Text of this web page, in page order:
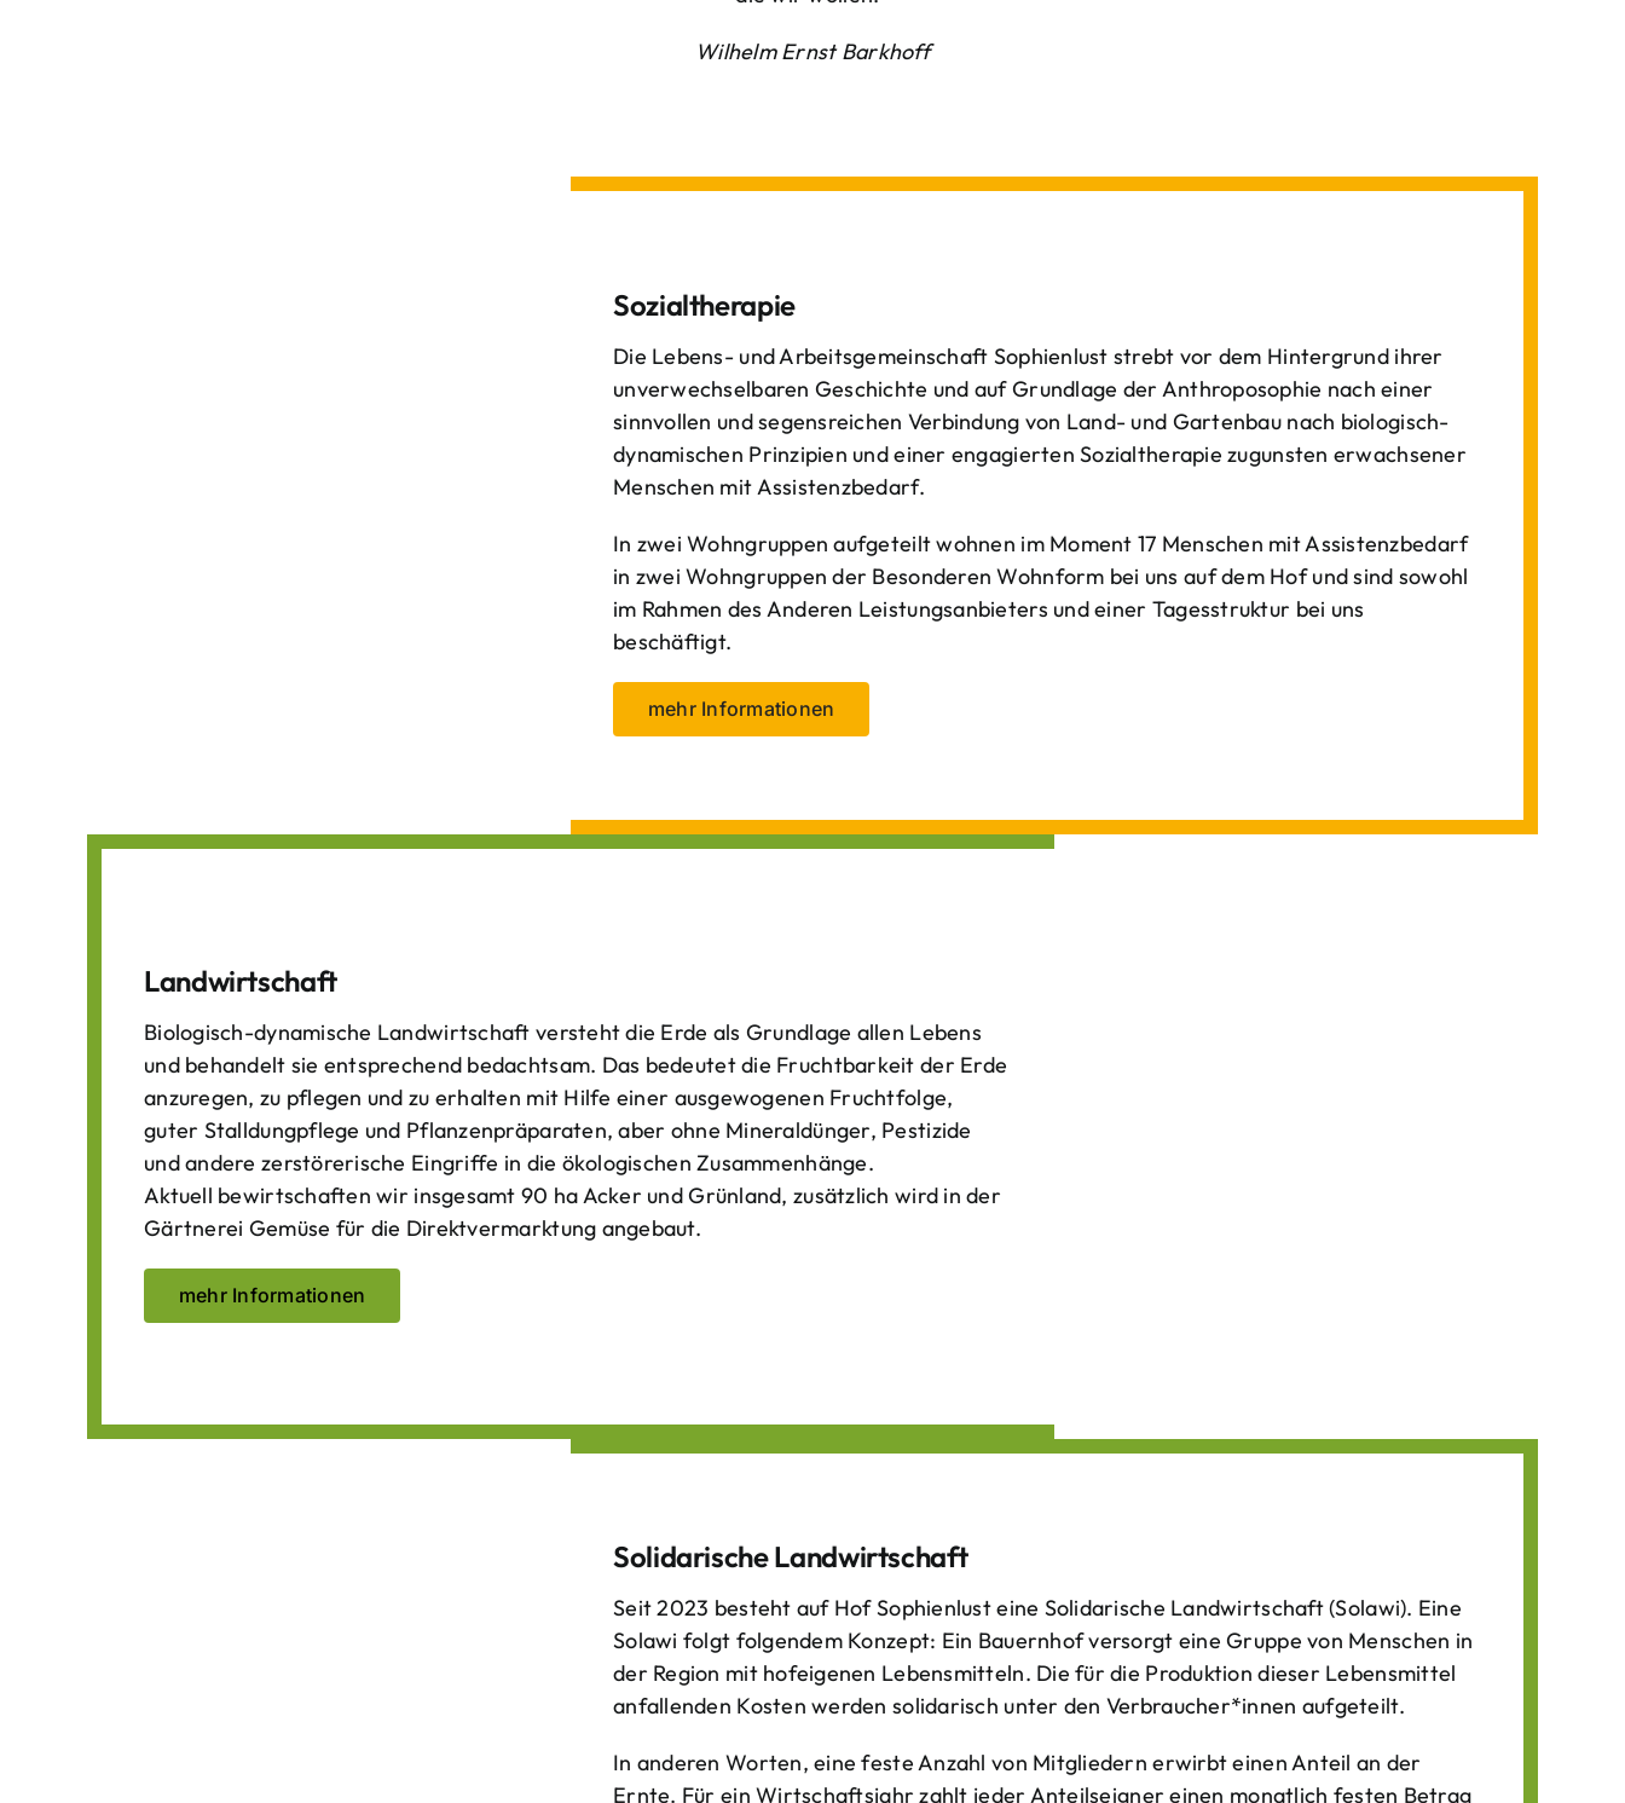
Wilhelm Ernst Barkhoff
Sozialtherapie
Die Lebens- und Arbeitsgemeinschaft Sophienlust strebt vor dem Hintergrund ihrer
unverwechselbaren Geschichte und auf Grundlage der Anthroposophie nach einer
sinnvollen und segensreichen Verbindung von Land- und Gartenbau nach biologisch-
dynamischen Prinzipien und einer engagierten Sozialtherapie zugunsten erwachsener
Menschen mit Assistenzbedarf.
In zwei Wohngruppen aufgeteilt wohnen im Moment 17 Menschen mit Assistenzbedarf
in zwei Wohngruppen der Besonderen Wohnform bei uns auf dem Hof und sind sowohl
im Rahmen des Anderen Leistungsanbieters und einer Tagesstruktur bei uns
beschäftigt.
mehr Informationen
Landwirtschaft
Biologisch-dynamische Landwirtschaft versteht die Erde als Grundlage allen Lebens
und behandelt sie entsprechend bedachtsam. Das bedeutet die Fruchtbarkeit der Erde
anzuregen, zu pflegen und zu erhalten mit Hilfe einer ausgewogenen Fruchtfolge,
guter Stalldungpflege und Pflanzenpräparaten, aber ohne Mineraldünger, Pestizide
und andere zerstörerische Eingriffe in die ökologischen Zusammenhänge.
Aktuell bewirtschaften wir insgesamt 90 ha Acker und Grünland, zusätzlich wird in der
Gärtnerei Gemüse für die Direktvermarktung angebaut.
mehr Informationen
Solidarische Landwirtschaft
Seit 2023 besteht auf Hof Sophienlust eine Solidarische Landwirtschaft (Solawi). Eine
Solawi folgt folgendem Konzept: Ein Bauern­hof versorgt eine Gruppe von Menschen in
der Region mit hof­eigenen Lebens­mitteln. Die für die Produktion dieser Lebens­mittel
anfallenden Kosten werden solidarisch unter den Verbraucher*­innen aufgeteilt.
In anderen Worten, eine feste Anzahl von Mitgliedern erwirbt einen Anteil an der
Ernte. Für ein Wirtschaftsjahr zahlt jeder Anteilseigner einen monatlich festen Betrag